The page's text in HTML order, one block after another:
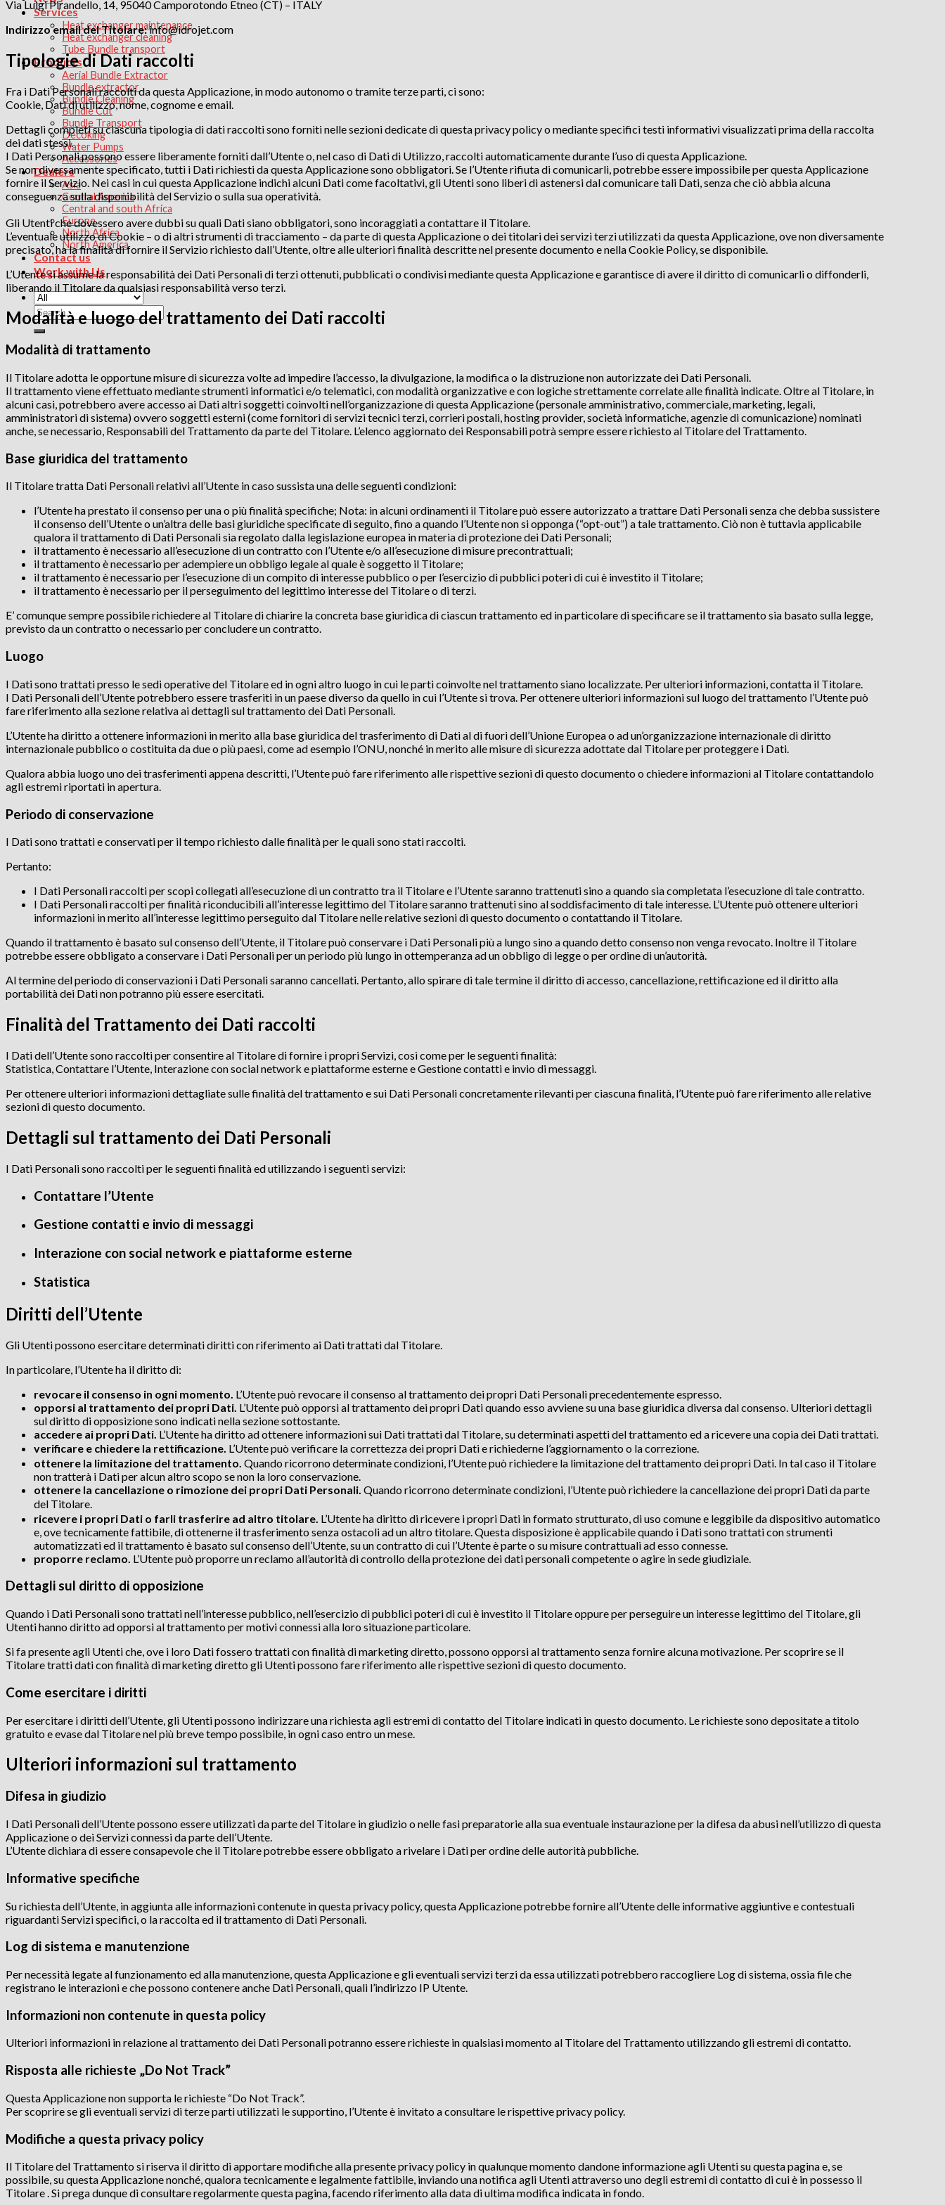
Services
Heat exchanger maintenance
Heat exchanger cleaning
Tube Bundle transport
Products
Aerial Bundle Extractor
Bundle extractor
Bundle Cleaning
Bundle Cut
Bundle Transport
Decoking
Water Pumps
Accessories
Dealers
Asia
Central America
Central and south Africa
Europe
North Africa
North America
Contact us
Work with Us
Search
for:
Via Luigi Pirandello, 14, 95040 Camporotondo Etneo (CT) – ITALY
Indirizzo email del Titolare:info@idrojet.com
Tipologie di Dati raccolti
Fra i Dati Personali raccolti da questa Applicazione, in modo autonomo o tramite terze parti, ci sono:
Cookie, Dati di utilizzo, nome, cognome e email.
Dettagli completi su ciascuna tipologia di dati raccolti sono forniti nelle sezioni dedicate di questa privacy policy o mediante specifici testi informativi visualizzati prima della raccolta
dei dati stessi.
I Dati Personali possono essere liberamente forniti dall’Utente o, nel caso di Dati di Utilizzo, raccolti automaticamente durante l’uso di questa Applicazione.
Se non diversamente specificato, tutti i Dati richiesti da questa Applicazione sono obbligatori. Se l’Utente rifiuta di comunicarli, potrebbe essere impossibile per questa Applicazione
fornire il Servizio. Nei casi in cui questa Applicazione indichi alcuni Dati come facoltativi, gli Utenti sono liberi di astenersi dal comunicare tali Dati, senza che ciò abbia alcuna
conseguenza sulla disponibilità del Servizio o sulla sua operatività.
Gli Utenti che dovessero avere dubbi su quali Dati siano obbligatori, sono incoraggiati a contattare il Titolare.
L’eventuale utilizzo di Cookie – o di altri strumenti di tracciamento – da parte di questa Applicazione o dei titolari dei servizi terzi utilizzati da questa Applicazione, ove non diversamente
precisato, ha la finalità di fornire il Servizio richiesto dall’Utente, oltre alle ulteriori finalità descritte nel presente documento e nella Cookie Policy, se disponibile.
L’Utente si assume la responsabilità dei Dati Personali di terzi ottenuti, pubblicati o condivisi mediante questa Applicazione e garantisce di avere il diritto di comunicarli o diffonderli,
liberando il Titolare da qualsiasi responsabilità verso terzi.
Modalità e luogo del trattamento dei Dati raccolti
Modalità di trattamento
Il Titolare adotta le opportune misure di sicurezza volte ad impedire l’accesso, la divulgazione, la modifica o la distruzione non autorizzate dei Dati Personali.
Il trattamento viene effettuato mediante strumenti informatici e/o telematici, con modalità organizzative e con logiche strettamente correlate alle finalità indicate. Oltre al Titolare, in
alcuni casi, potrebbero avere accesso ai Dati altri soggetti coinvolti nell’organizzazione di questa Applicazione (personale amministrativo, commerciale, marketing, legali,
amministratori di sistema) ovvero soggetti esterni (come fornitori di servizi tecnici terzi, corrieri postali, hosting provider, società informatiche, agenzie di comunicazione) nominati
anche, se necessario, Responsabili del Trattamento da parte del Titolare. L’elenco aggiornato dei Responsabili potrà sempre essere richiesto al Titolare del Trattamento.
Base giuridica del trattamento
Il Titolare tratta Dati Personali relativi all’Utente in caso sussista una delle seguenti condizioni:
l’Utente ha prestato il consenso per una o più finalità specifiche; Nota: in alcuni ordinamenti il Titolare può essere autorizzato a trattare Dati Personali senza che debba sussistere
il consenso dell’Utente o un’altra delle basi giuridiche specificate di seguito, fino a quando l’Utente non si opponga (“opt-out”) a tale trattamento. Ciò non è tuttavia applicabile
qualora il trattamento di Dati Personali sia regolato dalla legislazione europea in materia di protezione dei Dati Personali;
il trattamento è necessario all’esecuzione di un contratto con l’Utente e/o all’esecuzione di misure precontrattuali;
il trattamento è necessario per adempiere un obbligo legale al quale è soggetto il Titolare;
il trattamento è necessario per l’esecuzione di un compito di interesse pubblico o per l’esercizio di pubblici poteri di cui è investito il Titolare;
il trattamento è necessario per il perseguimento del legittimo interesse del Titolare o di terzi.
E’ comunque sempre possibile richiedere al Titolare di chiarire la concreta base giuridica di ciascun trattamento ed in particolare di specificare se il trattamento sia basato sulla legge,
previsto da un contratto o necessario per concludere un contratto.
Luogo
I Dati sono trattati presso le sedi operative del Titolare ed in ogni altro luogo in cui le parti coinvolte nel trattamento siano localizzate. Per ulteriori informazioni, contatta il Titolare.
I Dati Personali dell’Utente potrebbero essere trasferiti in un paese diverso da quello in cui l’Utente si trova. Per ottenere ulteriori informazioni sul luogo del trattamento l’Utente può
fare riferimento alla sezione relativa ai dettagli sul trattamento dei Dati Personali.
L’Utente ha diritto a ottenere informazioni in merito alla base giuridica del trasferimento di Dati al di fuori dell’Unione Europea o ad un’organizzazione internazionale di diritto
internazionale pubblico o costituita da due o più paesi, come ad esempio l’ONU, nonché in merito alle misure di sicurezza adottate dal Titolare per proteggere i Dati.
Qualora abbia luogo uno dei trasferimenti appena descritti, l’Utente può fare riferimento alle rispettive sezioni di questo documento o chiedere informazioni al Titolare contattandolo
agli estremi riportati in apertura.
Periodo di conservazione
I Dati sono trattati e conservati per il tempo richiesto dalle finalità per le quali sono stati raccolti.
Pertanto:
I Dati Personali raccolti per scopi collegati all’esecuzione di un contratto tra il Titolare e l’Utente saranno trattenuti sino a quando sia completata l’esecuzione di tale contratto.
I Dati Personali raccolti per finalità riconducibili all’interesse legittimo del Titolare saranno trattenuti sino al soddisfacimento di tale interesse. L’Utente può ottenere ulteriori
informazioni in merito all’interesse legittimo perseguito dal Titolare nelle relative sezioni di questo documento o contattando il Titolare.
Quando il trattamento è basato sul consenso dell’Utente, il Titolare può conservare i Dati Personali più a lungo sino a quando detto consenso non venga revocato. Inoltre il Titolare
potrebbe essere obbligato a conservare i Dati Personali per un periodo più lungo in ottemperanza ad un obbligo di legge o per ordine di un’autorità.
Al termine del periodo di conservazioni i Dati Personali saranno cancellati. Pertanto, allo spirare di tale termine il diritto di accesso, cancellazione, rettificazione ed il diritto alla
portabilità dei Dati non potranno più essere esercitati.
Finalità del Trattamento dei Dati raccolti
I Dati dell’Utente sono raccolti per consentire al Titolare di fornire i propri Servizi, così come per le seguenti finalità:
Statistica, Contattare l’Utente, Interazione con social network e piattaforme esterne e Gestione contatti e invio di messaggi.
Per ottenere ulteriori informazioni dettagliate sulle finalità del trattamento e sui Dati Personali concretamente rilevanti per ciascuna finalità, l’Utente può fare riferimento alle relative
sezioni di questo documento.
Dettagli sul trattamento dei Dati Personali
I Dati Personali sono raccolti per le seguenti finalità ed utilizzando i seguenti servizi:
Contattare l’Utente
Gestione contatti e invio di messaggi
Interazione con social network e piattaforme esterne
Statistica
Diritti dell’Utente
Gli Utenti possono esercitare determinati diritti con riferimento ai Dati trattati dal Titolare.
In particolare, l’Utente ha il diritto di:
revocare il consenso in ogni momento. L’Utente può revocare il consenso al trattamento dei propri Dati Personali precedentemente espresso.
opporsi al trattamento dei propri Dati. L’Utente può opporsi al trattamento dei propri Dati quando esso avviene su una base giuridica diversa dal consenso. Ulteriori dettagli
sul diritto di opposizione sono indicati nella sezione sottostante.
accedere ai propri Dati. L’Utente ha diritto ad ottenere informazioni sui Dati trattati dal Titolare, su determinati aspetti del trattamento ed a ricevere una copia dei Dati trattati.
verificare e chiedere la rettificazione. L’Utente può verificare la correttezza dei propri Dati e richiederne l’aggiornamento o la correzione.
ottenere la limitazione del trattamento. Quando ricorrono determinate condizioni, l’Utente può richiedere la limitazione del trattamento dei propri Dati. In tal caso il Titolare
non tratterà i Dati per alcun altro scopo se non la loro conservazione.
ottenere la cancellazione o rimozione dei propri Dati Personali. Quando ricorrono determinate condizioni, l’Utente può richiedere la cancellazione dei propri Dati da parte
del Titolare.
ricevere i propri Dati o farli trasferire ad altro titolare. L’Utente ha diritto di ricevere i propri Dati in formato strutturato, di uso comune e leggibile da dispositivo automatico
e, ove tecnicamente fattibile, di ottenerne il trasferimento senza ostacoli ad un altro titolare. Questa disposizione è applicabile quando i Dati sono trattati con strumenti
automatizzati ed il trattamento è basato sul consenso dell’Utente, su un contratto di cui l’Utente è parte o su misure contrattuali ad esso connesse.
proporre reclamo. L’Utente può proporre un reclamo all’autorità di controllo della protezione dei dati personali competente o agire in sede giudiziale.
Dettagli sul diritto di opposizione
Quando i Dati Personali sono trattati nell’interesse pubblico, nell’esercizio di pubblici poteri di cui è investito il Titolare oppure per perseguire un interesse legittimo del Titolare, gli
Utenti hanno diritto ad opporsi al trattamento per motivi connessi alla loro situazione particolare.
Si fa presente agli Utenti che, ove i loro Dati fossero trattati con finalità di marketing diretto, possono opporsi al trattamento senza fornire alcuna motivazione. Per scoprire se il
Titolare tratti dati con finalità di marketing diretto gli Utenti possono fare riferimento alle rispettive sezioni di questo documento.
Come esercitare i diritti
Per esercitare i diritti dell’Utente, gli Utenti possono indirizzare una richiesta agli estremi di contatto del Titolare indicati in questo documento. Le richieste sono depositate a titolo
gratuito e evase dal Titolare nel più breve tempo possibile, in ogni caso entro un mese.
Ulteriori informazioni sul trattamento
Difesa in giudizio
I Dati Personali dell’Utente possono essere utilizzati da parte del Titolare in giudizio o nelle fasi preparatorie alla sua eventuale instaurazione per la difesa da abusi nell’utilizzo di questa
Applicazione o dei Servizi connessi da parte dell’Utente.
L’Utente dichiara di essere consapevole che il Titolare potrebbe essere obbligato a rivelare i Dati per ordine delle autorità pubbliche.
Informative specifiche
Su richiesta dell’Utente, in aggiunta alle informazioni contenute in questa privacy policy, questa Applicazione potrebbe fornire all’Utente delle informative aggiuntive e contestuali
riguardanti Servizi specifici, o la raccolta ed il trattamento di Dati Personali.
Log di sistema e manutenzione
Per necessità legate al funzionamento ed alla manutenzione, questa Applicazione e gli eventuali servizi terzi da essa utilizzati potrebbero raccogliere Log di sistema, ossia file che
registrano le interazioni e che possono contenere anche Dati Personali, quali l’indirizzo IP Utente.
Informazioni non contenute in questa policy
Ulteriori informazioni in relazione al trattamento dei Dati Personali potranno essere richieste in qualsiasi momento al Titolare del Trattamento utilizzando gli estremi di contatto.
Risposta alle richieste „Do Not Track”
Questa Applicazione non supporta le richieste “Do Not Track”.
Per scoprire se gli eventuali servizi di terze parti utilizzati le supportino, l’Utente è invitato a consultare le rispettive privacy policy.
Modifiche a questa privacy policy
Il Titolare del Trattamento si riserva il diritto di apportare modifiche alla presente privacy policy in qualunque momento dandone informazione agli Utenti su questa pagina e, se
possibile, su questa Applicazione nonché, qualora tecnicamente e legalmente fattibile, inviando una notifica agli Utenti attraverso uno degli estremi di contatto di cui è in possesso il
Titolare . Si prega dunque di consultare regolarmente questa pagina, facendo riferimento alla data di ultima modifica indicata in fondo.